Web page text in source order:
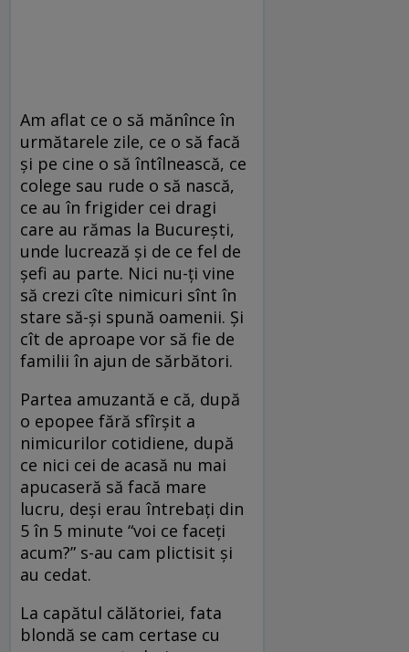
Am aflat ce o să mănînce în
următarele zile, ce o să facă
şi pe cine o să întîlnească, ce
colege sau rude o să nască,
ce au în frigider cei dragi
care au rămas la Bucureşti,
unde lucrează şi de ce fel de
şefi au parte. Nici nu-ţi vine
să crezi cîte nimicuri sînt în
stare să-şi spună oamenii. Şi
cît de aproape vor să fie de
familii în ajun de sărbători.
Partea amuzantă e că, după
o epopee fără sfîrşit a
nimicurilor cotidiene, după
ce nici cei de acasă nu mai
apucaseră să facă mare
lucru, deşi erau întrebaţi din
5 în 5 minute “voi ce faceţi
acum?” s-au cam plictisit şi
au cedat.
La capătul călătoriei, fata
blondă se cam certase cu